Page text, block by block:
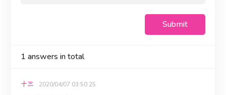
Submit
1 answers in total
十三 2020/04/07 03:50:25